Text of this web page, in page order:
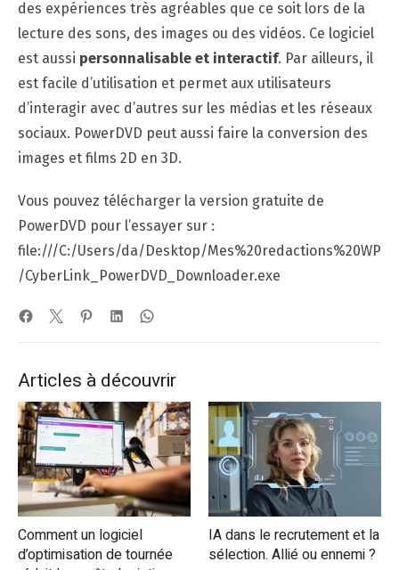
des expériences très agréables que ce soit lors de la
lecture des sons, des images ou des vidéos. Ce logiciel
est aussi personnalisable et interactif. Par ailleurs, il
est facile d’utilisation et permet aux utilisateurs
d’interagir avec d’autres sur les médias et les réseaux
sociaux. PowerDVD peut aussi faire la conversion des
images et films 2D en 3D.
Vous pouvez télécharger la version gratuite de
PowerDVD pour l’essayer sur :
file:///C:/Users/da/Desktop/Mes%20redactions%20WP
/CyberLink_PowerDVD_Downloader.exe
Articles à découvrir
Comment un logiciel
d’optimisation de tournée
IA dans le recrutement et la
sélection. Allié ou ennemi ?